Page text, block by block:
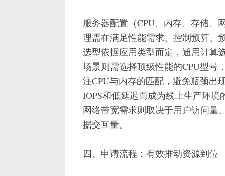
服务器配置（CPU、内存、存储、
理需在满足性能需求、控制预算、
选型依据应用类型而定，通用计算
场景则需选择顶级性能的CPU型号
注CPU与内存的匹配，避免瓶颈出
IOPS和低延迟而成为线上生产环
网络带宽需求则取决于用户访问量
据交互量。
四、申请流程：有效推动资源到位